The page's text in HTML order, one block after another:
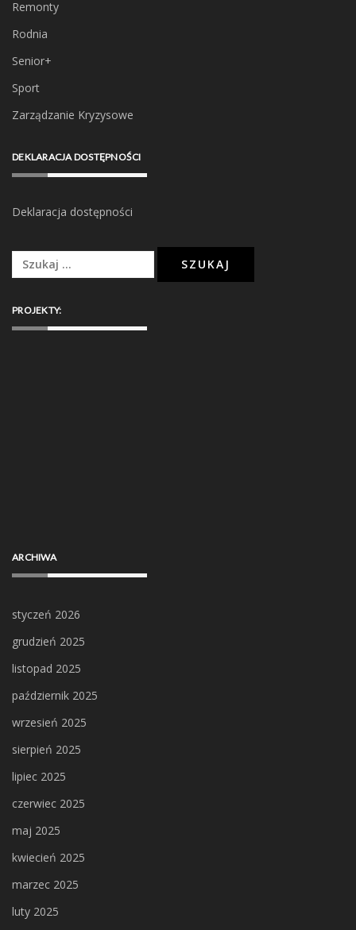
Remonty
Rodnia
Senior+
Sport
Zarządzanie Kryzysowe
DEKLARACJA DOSTĘPNOŚCI
Deklaracja dostępności
Szukaj:
PROJEKTY:
ARCHIWA
styczeń 2026
grudzień 2025
listopad 2025
październik 2025
wrzesień 2025
sierpień 2025
lipiec 2025
czerwiec 2025
maj 2025
kwiecień 2025
marzec 2025
luty 2025